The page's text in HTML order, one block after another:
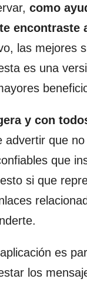
como
encontraste
las mejores
es una
y con
que
que
si que
es
los